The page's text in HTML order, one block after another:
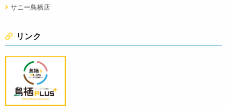
サニー鳥栖店
リンク